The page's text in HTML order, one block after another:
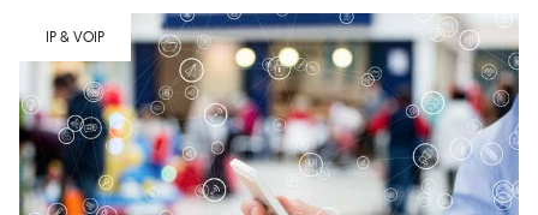
IP & VOIP